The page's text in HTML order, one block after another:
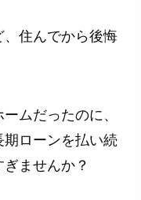
住んでから後悔
ムだったのに、
ローンを払い続
ませんか？